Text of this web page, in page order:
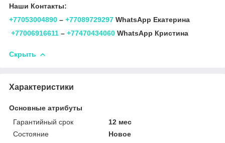
Наши Контакты:
+77053004890 – +77089729297 WhatsApp Екатерина
+77006916611 – +77470434060 WhatsApp Кристина
Скрыть
Характеристики
Основные атрибуты
Гарантийный срок
12 мес
Состояние
Новое